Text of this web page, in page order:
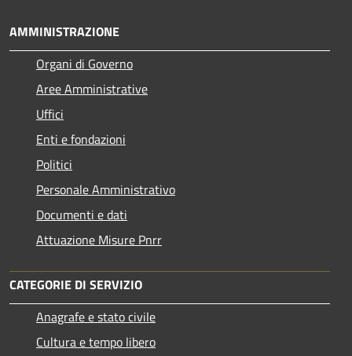
AMMINISTRAZIONE
Organi di Governo
Aree Amministrative
Uffici
Enti e fondazioni
Politici
Personale Amministrativo
Documenti e dati
Attuazione Misure Pnrr
CATEGORIE DI SERVIZIO
Anagrafe e stato civile
Cultura e tempo libero